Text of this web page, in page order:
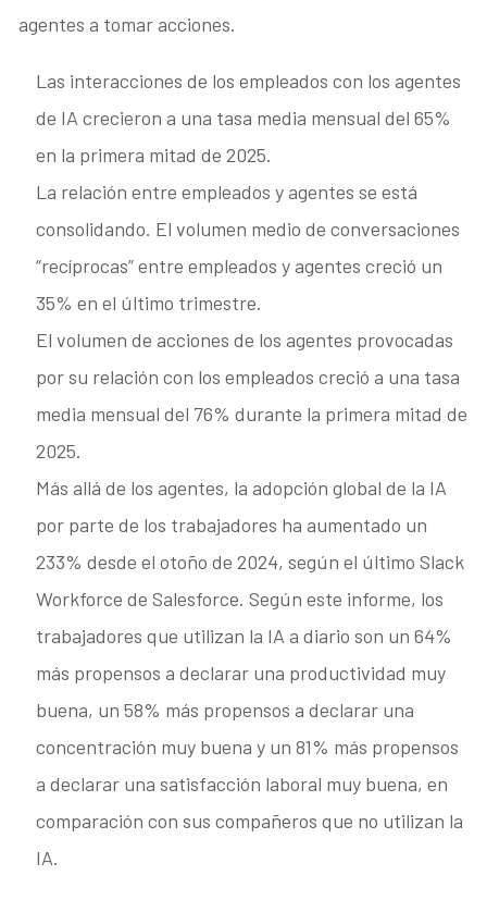
agentes a tomar acciones.
Las interacciones de los empleados con los agentes
de IA crecieron a una tasa media mensual del 65%
en la primera mitad de 2025.
La relación entre empleados y agentes se está
consolidando. El volumen medio de conversaciones
“recíprocas” entre empleados y agentes creció un
35% en el último trimestre.
El volumen de acciones de los agentes provocadas
por su relación con los empleados creció a una tasa
media mensual del 76% durante la primera mitad de
2025.
Más allá de los agentes, la adopción global de la IA
por parte de los trabajadores ha aumentado un
233% desde el otoño de 2024, según el último Slack
Workforce de Salesforce. Según este informe, los
trabajadores que utilizan la IA a diario son un 64%
más propensos a declarar una productividad muy
buena, un 58% más propensos a declarar una
concentración muy buena y un 81% más propensos
a declarar una satisfacción laboral muy buena, en
comparación con sus compañeros que no utilizan la
IA.